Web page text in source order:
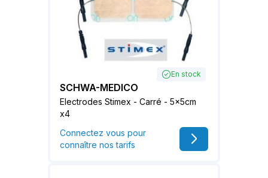
En stock
SCHWA-MEDICO
Electrodes Stimex - Carré - 5x5cm
x4
Connectez vous pour
connaître nos tarifs